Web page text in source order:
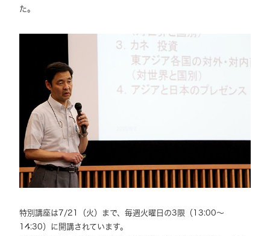
た。
特別講座は7/21（火）まで、毎週火曜日の3限（13:00～
14:30）に開講されています。